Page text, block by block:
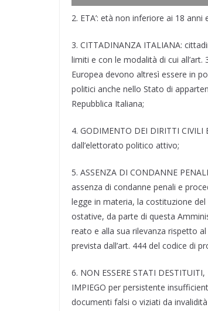
2. ETA’: età non inferiore ai 18
3. CITTADINANZA ITALIANA:
limiti e con le modalità di cui all’art.
Europea devono altresì essere in
politici anche nello Stato di
Repubblica Italiana;
4. GODIMENTO DEI DIRITTI
dall’elettorato politico attivo;
5. ASSENZA DI CONDANNE
assenza di condanne penali e
legge in materia, la costituzione
ostative, da parte di questa
reato e alla sua rilevanza rispetto
prevista dall’art. 444 del codice di
6. NON ESSERE STATI
IMPIEGO per persistente
documenti falsi o viziati da